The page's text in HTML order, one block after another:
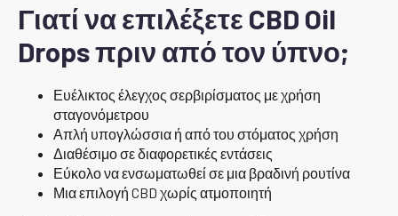
Γιατί να επιλέξετε CBD Oil
Drops πριν από τον ύπνο;
Ευέλικτος έλεγχος σερβιρίσματος με χρήση
σταγονόμετρου
Απλή υπογλώσσια ή από του στόματος χρήση
Διαθέσιμο σε διαφορετικές εντάσεις
Εύκολο να ενσωματωθεί σε μια βραδινή ρουτίνα
Μια επιλογή CBD χωρίς ατμοποιητή